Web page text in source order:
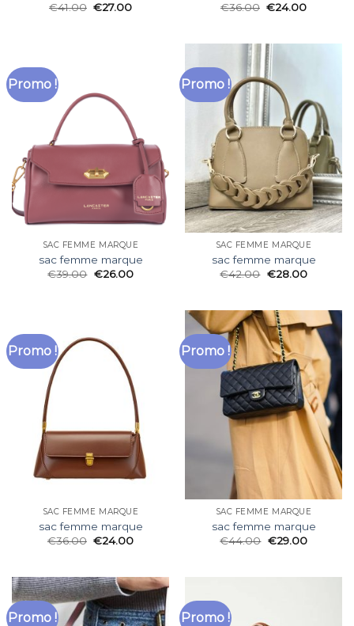
€41.00 €27.00
€36.00 €24.00
Promo !
SAC FEMME MARQUE
sac femme marque
€39.00 €26.00
Promo !
SAC FEMME MARQUE
sac femme marque
€42.00 €28.00
Promo !
SAC FEMME MARQUE
sac femme marque
€36.00 €24.00
Promo !
SAC FEMME MARQUE
sac femme marque
€44.00 €29.00
Promo ! Promo !